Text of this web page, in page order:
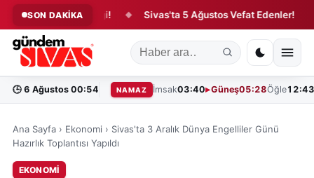
SON DAKİKA
Hareketliliği! ◆ Sivas'ta 5 Ağustos Vefat Edenler! ◆
🕒 6 Ağustos 00:54 NAMAZ İmsak03:40 Güneş05:28Öğle12:43
Ana Sayfa › Ekonomi › Sivas'ta 3 Aralık Dünya Engelliler Günü
Hazırlık Toplantısı Yapıldı
EKONOMI